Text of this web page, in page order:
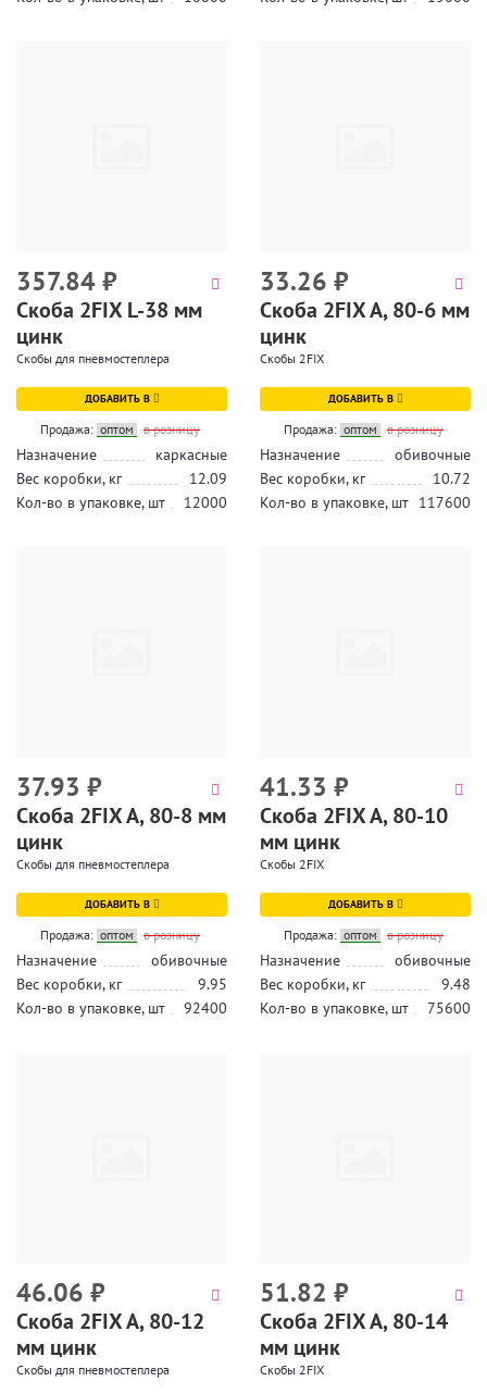
357.84₽
Скоба 2FIX L-38 мм
цинк
Скобы для пневмостеплера
ДОБАВИТЬ В
Продажа: оптом в розницу
Назначение
каркасные
Вес коробки, кг
12.09
Кол-во в упаковке, шт
12000
33.26 ₽
Скоба 2FIX A, 80-6 мм
цинк
Скобы 2FIX
ДОБАВИТЬ В
Продажа: оптом в розницу
Назначение
обивочные
Вес коробки, кг
10.72
Кол-во в упаковке, шт 117600
37.93 ₽
Скоба 2FIX A, 80-8 мм
цинк
Скобы для пневмостеплера
ДОБАВИТЬ В
Продажа: оптом в розницу
Назначение
обивочные
Вес коробки, кг
9.95
Кол-во в упаковке, шт
92400
41.33 ₽
Скоба 2FIX A, 80-10
мм цинк
Скобы 2FIX
ДОБАВИТЬ В
Продажа: оптом в розницу
Назначение
обивочные
Вес коробки, кг
9.48
Кол-во в упаковке, шт
75600
46.06 ₽
Скоба 2FIX A, 80-12
мм цинк
Скобы для пневмостеплера
51.82 ₽
Скоба 2FIX A, 80-14
мм цинк
Скобы 2FIX